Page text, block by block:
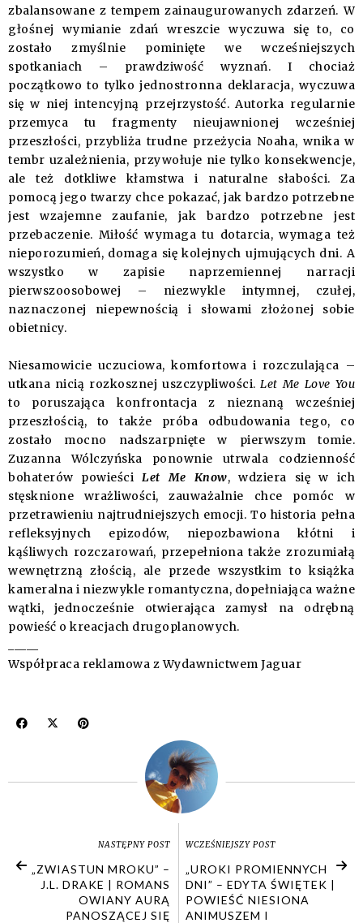
zbalansowane z tempem zainaugurowanych zdarzeń. W
głośnej wymianie zdań wreszcie wyczuwa się to, co
zostało zmyślnie pominięte we wcześniejszych
spotkaniach – prawdziwość wyznań. I chociaż
początkowo to tylko jednostronna deklaracja, wyczuwa
się w niej intencyjną przejrzystość. Autorka regularnie
przemyca tu fragmenty nieujawnionej wcześniej
przeszłości, przybliża trudne przeżycia Noaha, wnika w
tembr uzależnienia, przywołuje nie tylko konsekwencje,
ale też dotkliwe kłamstwa i naturalne słabości. Za
pomocą jego twarzy chce pokazać, jak bardzo potrzebne
jest wzajemne zaufanie, jak bardzo potrzebne jest
przebaczenie. Miłość wymaga tu dotarcia, wymaga też
nieporozumień, domaga się kolejnych ujmujących dni. A
wszystko w zapisie naprzemiennej narracji
pierwszoosobowej – niezwykle intymnej, czułej,
naznaczonej niepewnością i słowami złożonej sobie
obietnicy.
Niesamowicie uczuciowa, komfortowa i rozczulająca –
utkana nicią rozkosznej uszczypliwości. Let Me Love You
to poruszająca konfrontacja z nieznaną wcześniej
przeszłością, to także próba odbudowania tego, co
zostało mocno nadszarpnięte w pierwszym tomie.
Zuzanna Wólczyńska ponownie utrwala codzienność
bohaterów powieści Let Me Know, wdziera się w ich
stęsknione wrażliwości, zauważalnie chce pomóc w
przetrawieniu najtrudniejszych emocji. To historia pełna
refleksyjnych epizodów, niepozbawiona kłótni i
kąśliwych rozczarowań, przepełniona także zrozumiałą
wewnętrzną złością, ale przede wszystkim to książka
kameralna i niezwykle romantyczna, dopełniająca ważne
wątki, jednocześnie otwierająca zamysł na odrębną
powieść o kreacjach drugoplanowych.
Współpraca reklamowa z Wydawnictwem Jaguar
NASTĘPNY POST
„ZWIASTUN MROKU” –
J.L. DRAKE | ROMANS
OWIANY AURĄ
PANOSZĄCEJ SIĘ
WCZEŚNIEJSZY POST
„UROKI PROMIENNYCH
DNI” – EDYTA ŚWIĘTEK |
POWIEŚĆ NIESIONA
ANIMUSZEM I